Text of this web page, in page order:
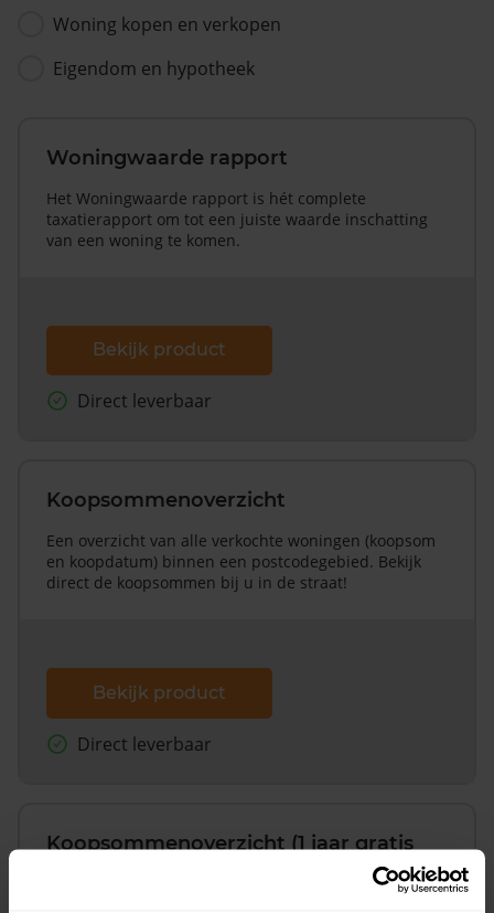
Woning kopen en verkopen
Eigendom en hypotheek
Woningwaarde rapport
Het Woningwaarde rapport is hét complete
taxatierapport om tot een juiste waarde inschatting
van een woning te komen.
Bekijk product
Direct leverbaar
Koopsommenoverzicht
Een overzicht van alle verkochte woningen (koopsom
en koopdatum) binnen een postcodegebied. Bekijk
direct de koopsommen bij u in de straat!
Bekijk product
Direct leverbaar
Koopsommenoverzicht (1 jaar gratis